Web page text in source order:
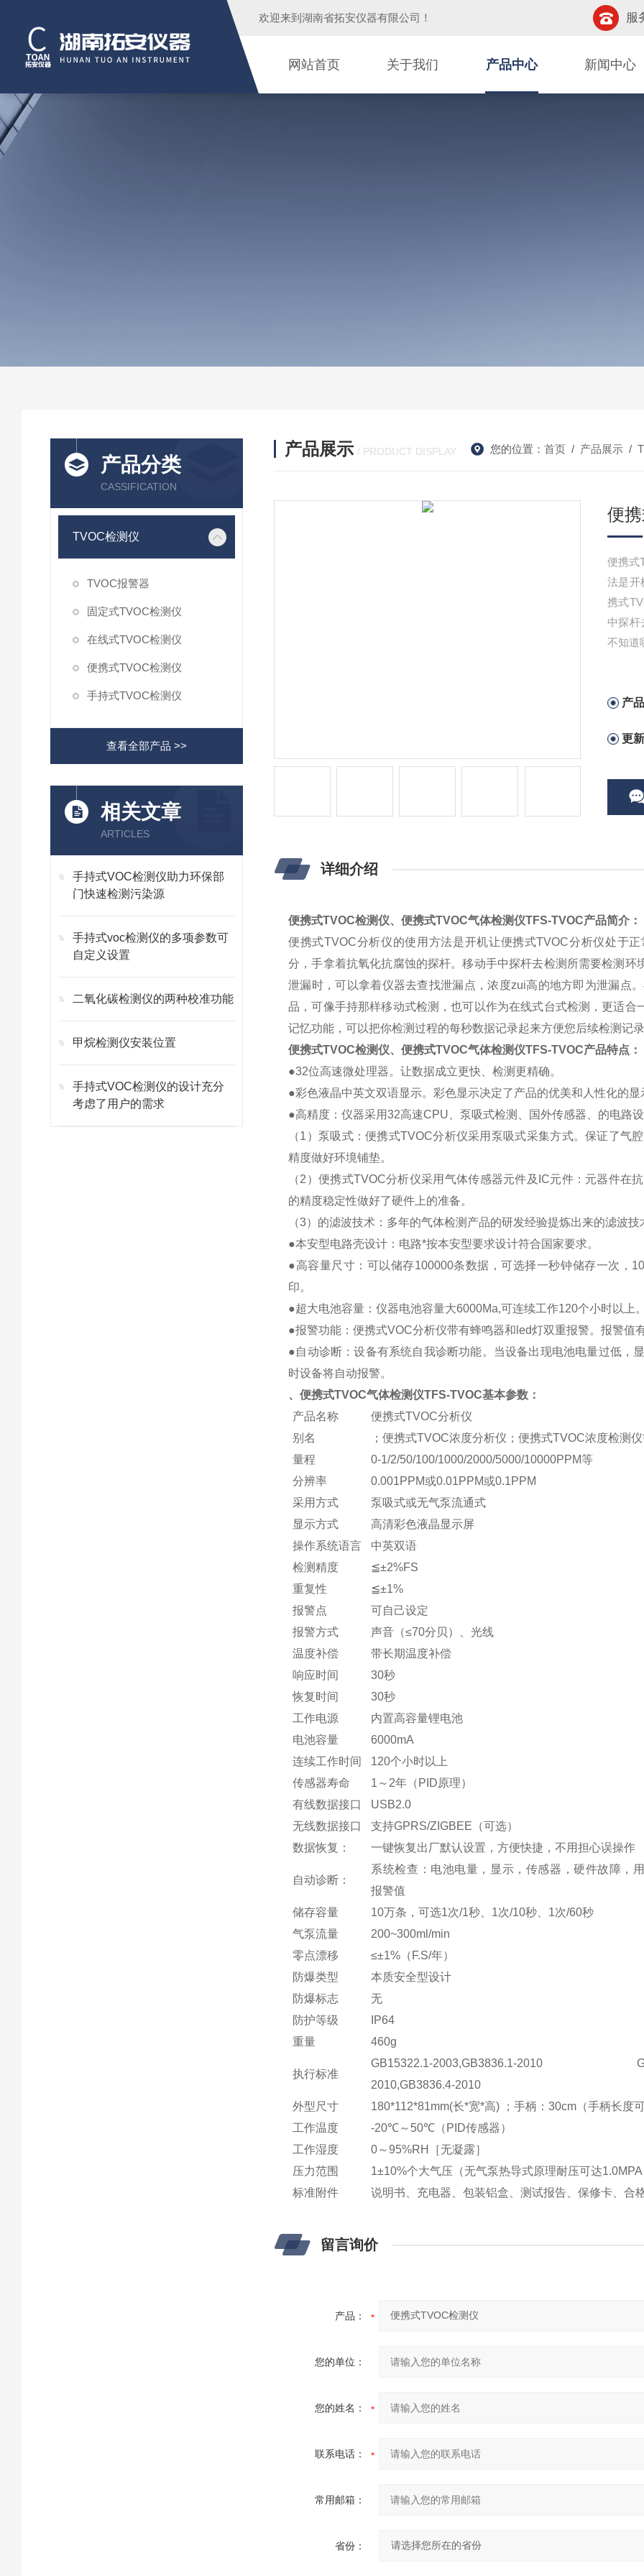
欢迎来到 湖南省拓安仪器有限公司 ！ 服
网站首页 关于我们 产品中心 新闻中心
产品分类
CASSIFICATION
TVOC检测仪
TVOC报警器
固定式TVOC检测仪
在线式TVOC检测仪
便携式TVOC检测仪
手持式TVOC检测仪
查看全部产品 >>
相关文章
ARTICLES
手持式VOC检测仪助力环保部
门快速检测污染源
手持式voc检测仪的多项参数可
自定义设置
二氧化碳检测仪的两种校准功能
甲烷检测仪安装位置
手持式VOC检测仪的设计充分
考虑了用户的需求
产品展示 / PRODUCT DISPLAY 您的位置： 首页/ 产品展示/
便
便携式
法是开
携式
中探杆
不知道
产
更
详细介绍
便携式TVOC检测仪、便携式TVOC气体检测仪TFS-TVOC产品简介：
便携式TVOC分析仪的使用方法是开机让便携式TVOC分析仪处于
分，手拿着抗氧化抗腐蚀的探杆。移动手中探杆去检测所需要检测环
泄漏时，可以拿着仪器去查找泄漏点，浓度zui高的地方即为泄漏点
品，可像手持那样移动式检测，也可以作为在线式台式检测，更适合
记忆功能，可以把你检测过程的每秒数据记录起来方便您后续检测记
便携式TVOC检测仪、便携式TVOC气体检测仪TFS-TVOC产品特点 ：
●32位高速微处理器。让数据成立更快、检测更精确。
●彩色液晶中英文双语显示。彩色显示决定了产品的优美和人性化的
●高精度：仪器采用32高速CPU、泵吸式检测、国外传感器、的电路
（1）泵吸式：便携式TVOC分析仪采用泵吸式采集方式。保证了气
精度做好环境铺垫。
（2）便携式TVOC分析仪采用气体传感器元件及IC元件：元器件在
的精度稳定性做好了硬件上的准备。
（3）的滤波技术：多年的气体检测产品的研发经验提炼出来的滤波
●本安型电路壳设计：电路*按本安型要求设计符合国家要求。
●高容量尺寸：可以储存100000条数据，可选择一秒钟储存一次，
印。
●超大电池容量：仪器电池容量大6000Ma,可连续工作120个小时以上。
●报警功能：便携式VOC分析仪带有蜂鸣器和led灯双重报警。报警值
●自动诊断：设备有系统自我诊断功能。当设备出现电池电量过低，
时设备将自动报警。
、便携式TVOC气体检测仪TFS-TVOC基本参数：
产品名称
便携式TVOC分析仪
别名
；便携式TVOC浓度分析仪；便携式TVOC浓度检测
量程
0-1/2/50/100/1000/2000/5000/10000PPM等
分辨率
0.001PPM或0.01PPM或0.1PPM
采用方式
泵吸式或无气泵流通式
显示方式
高清彩色液晶显示屏
操作系统语言
中英双语
检测精度
≦±2%FS
重复性
≦±1%
报警点
可自己设定
报警方式
声音（≤70分贝）、光线
温度补偿
带长期温度补偿
响应时间
30秒
恢复时间
30秒
工作电源
内置高容量锂电池
电池容量
6000mA
连续工作时间
120个小时以上
传感器寿命
1～2年（PID原理）
有线数据接口
USB2.0
无线数据接口
支持GPRS/ZIGBEE（可选）
数据恢复：
一键恢复出厂默认设置，方便快捷，不用担心误操作
自动诊断：
系统检查：电池电量，显示，传感器，硬件故障，
报警值
储存容量
10万条，可选1次/1秒、1次/10秒、1次/60秒
气泵流量
200~300ml/min
零点漂移
≤±1%（F.S/年）
防爆类型
本质安全型设计
防爆标志
无
防护等级
IP64
重量
460g
执行标准
GB15322.1-2003,GB3836.1-2010
2010,GB3836.4-2010
外型尺寸
180*112*81mm(长*宽*高) ；手柄：30cm（手柄长度可
工作温度
-20℃～50℃（PID传感器）
工作湿度
0～95%RH［无凝露］
压力范围
1±10%个大气压（无气泵热导式原理耐压可达1.0MPA
标准附件
说明书、充电器、包装铝盒、测试报告、保修卡、合
留言询价
产品：
您的单位：
您的姓名：
联系电话：
常用邮箱：
省份：